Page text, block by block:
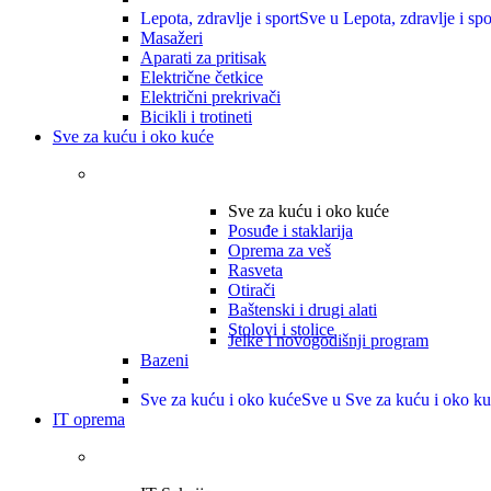
Lepota, zdravlje i sportSve u Lepota, zdravlje i
Masažeri
Aparati za pritisak
Električne četkice
Električni prekrivači
Bicikli i trotineti
Sve za kuću i oko kuće
Sve za kuću i oko kuće
Posuđe i staklarija
Oprema za veš
Rasveta
Otirači
Baštenski i drugi alati
Stolovi i stolice
Jelke i novogodišnji program
Bazeni
Sve za kuću i oko kućeSve u Sve za kuću i oko
IT oprema